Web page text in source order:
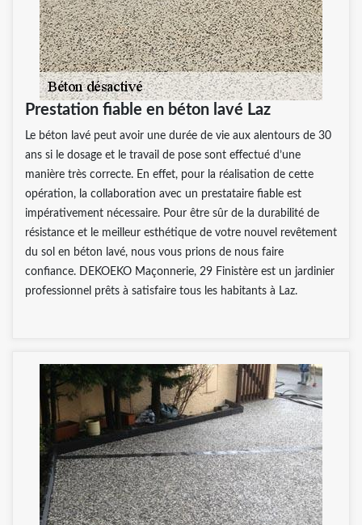
Prestation fiable en béton lavé Laz
Le béton lavé peut avoir une durée de vie aux alentours de 30
ans si le dosage et le travail de pose sont effectué d’une
manière très correcte. En effet, pour la réalisation de cette
opération, la collaboration avec un prestataire fiable est
impérativement nécessaire. Pour être sûr de la durabilité de
résistance et le meilleur esthétique de votre nouvel revêtement
du sol en béton lavé, nous vous prions de nous faire
confiance. DEKOEKO Maçonnerie, 29 Finistère est un jardinier
professionnel prêts à satisfaire tous les habitants à Laz.